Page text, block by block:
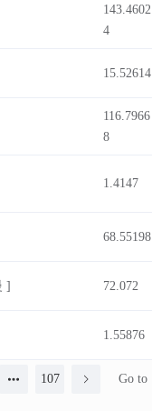
143.4602
4
15.52614
116.7966
8
1.4147
68.55198
] 72.072
1.55876
107 Go to